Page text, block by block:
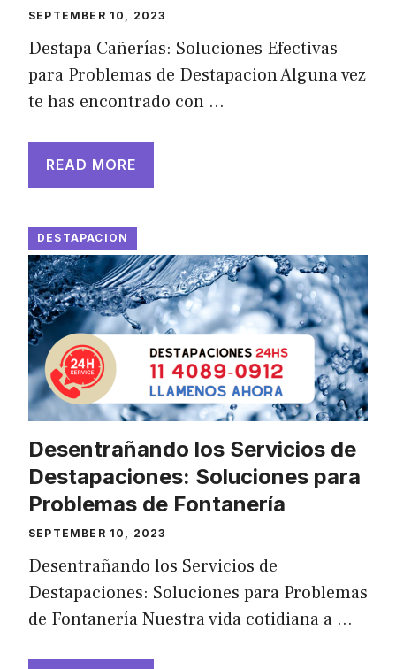
SEPTEMBER 10, 2023
Destapa Cañerías: Soluciones Efectivas
para Problemas de Destapacion Alguna vez
te has encontrado con …
READ MORE
DESTAPACION
Desentrañando los Servicios de
Destapaciones: Soluciones para
Problemas de Fontanería
SEPTEMBER 10, 2023
Desentrañando los Servicios de
Destapaciones: Soluciones para Problemas
de Fontanería Nuestra vida cotidiana a …